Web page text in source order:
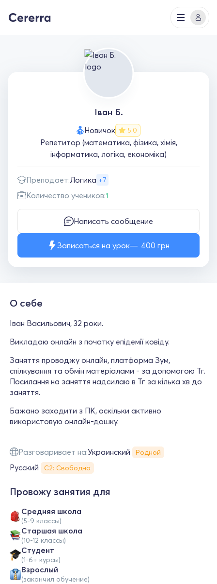
Іван Б.
Новичок 5.0
Репетитор (математика, фізика, хімія,
інформатика, логіка, економіка)
Преподает:Логика +7
Количество учеников:1
Написать сообщение
Записаться на урок 400 грн
О себе
Іван Васильович, 32 роки.
Викладаю онлайн з початку епідемії ковіду.
Заняття проводжу онлайн, платформа Зум,
спілкування та обмін матеріалами - за допомогою Тг.
Посилання на заняття надсилаю в Тг за кілька хв до
заняття.
Бажано заходити з ПК, оскільки активно
використовую онлайн-дошку.
Разговаривает на:Украинский Родной
Русский С2: Свободно
Провожу занятия для
Средняя школа
(5-9 классы)
Cтаршая школа
(10-12 классы)
Студент
(1-6+ курсы)
Взрослый
(закончил обучение)